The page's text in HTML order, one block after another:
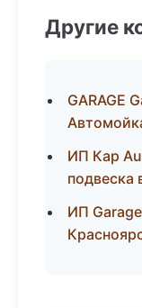
Другие
GARAGE
ИП Кар
подвеска
ИП